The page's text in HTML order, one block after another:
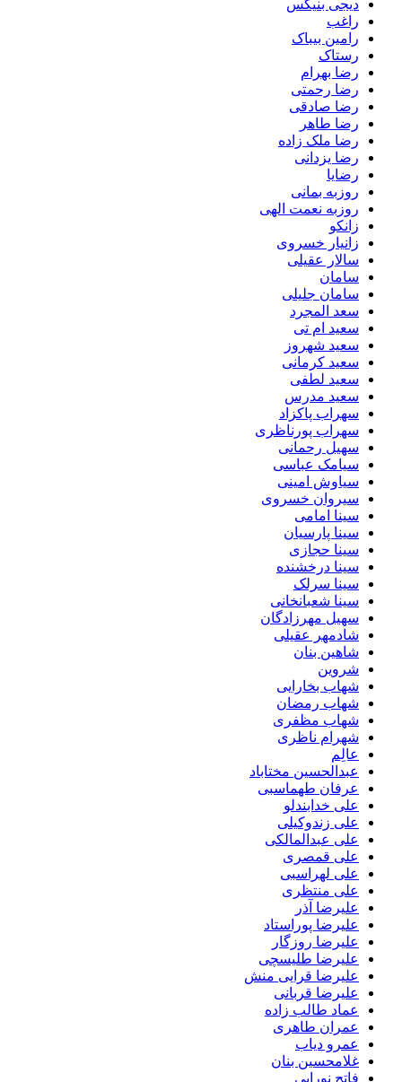
دیجی بنیکس
راغب
رامین بیباک
رستاک
رضا بهرام
رضا رحمتی
رضا صادقی
رضا طاهر
رضا ملک زاده
رضا یزدانی
رضایا
روزبه بمانى
روزبه نعمت الهی
زانکو
زانیار خسروی
سالار عقیلی
سامان
سامان جلیلی
سعد المجرد
سعید ام تی
سعید شهروز
سعید کرمانی
سعید لطفی
سعید مدرس
سهراب پاکزاد
سهراب پورناظری
سهیل رحمانی
سیامک عباسی
سیاوش امینی
سیروان خسروی
سینا امامی
سینا پارسیان
سینا حجازی
سینا درخشنده
سینا سرلک
سینا شعبانخانی
سهیل مهرزادگان
شادمهر عقیلی
شاهین بنان
شروین
شهاب بخارایی
شهاب رمضان
شهاب مظفری
شهرام ناظری
عالِم
عبدالحسین مختاباد
عرفان طهماسبی
علی خدابندلو
علی زندوکیلی
علی عبدالمالکی
علی قمصری
علی لهراسبی
علی منتظری
علیرضا آذر
علیرضا پوراستاد
علیرضا روزگار
علیرضا طلیسچی
علیرضا قرایی منش
علیرضا قربانی
عماد طالب زاده
عمران طاهری
عمرو دیاب
غلامحسین بنان
فاتح نورایی